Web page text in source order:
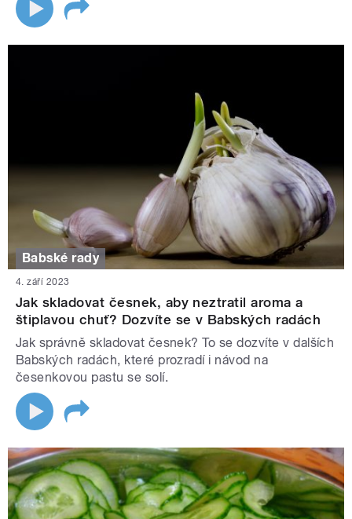
Babské rady
4. září 2023
Jak skladovat česnek, aby neztratil aroma a
štiplavou chuť? Dozvíte se v Babských radách
Jak správně skladovat česnek? To se dozvíte v dalších
Babských radách, které prozradí i návod na
česenkovou pastu se solí.